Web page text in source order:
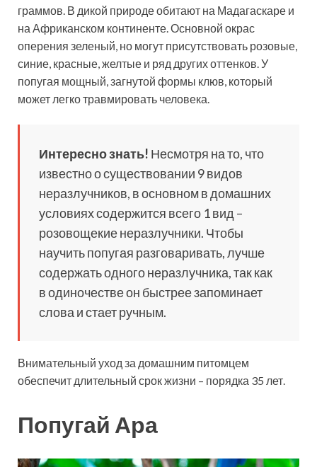
граммов. В дикой природе обитают на Мадагаскаре и
на Африканском континенте. Основной окрас
оперения зеленый, но могут присутствовать розовые,
синие, красные, желтые и ряд других оттенков. У
попугая мощный, загнутой формы клюв, который
может легко травмировать человека.
Интересно знать! Несмотря на то, что
известно о существовании 9 видов
неразлучников, в основном в домашних
условиях содержится всего 1 вид –
розовощекие неразлучники. Чтобы
научить попугая разговаривать, лучше
содержать одного неразлучника, так как
в одиночестве он быстрее запоминает
слова и стает ручным.
Внимательный уход за домашним питомцем
обеспечит длительный срок жизни – порядка 35 лет.
Попугай Ара